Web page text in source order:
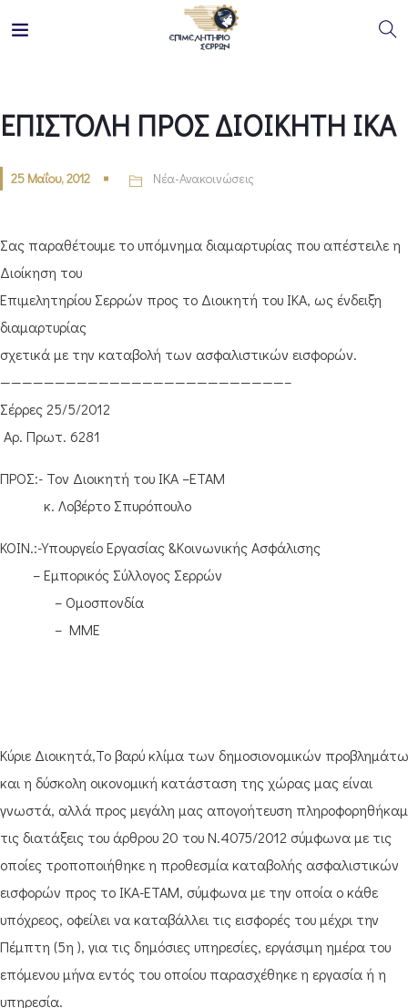
ΕΠΙΣΤΟΛΗ ΠΡΟΣ ΔΙΟΙΚΗΤΗ ΙΚΑ
25 Μαΐου, 2012 Νέα-Ανακοινώσεις
Σας παραθέτουμε το υπόμνημα διαμαρτυρίας που απέστειλε η
Διοίκηση του
Επιμελητηρίου Σερρών προς το Διοικητή του ΙΚΑ, ως ένδειξη
διαμαρτυρίας
σχετικά με την καταβολή των ασφαλιστικών εισφορών.
——————————————————————————–
Σέρρες 25/5/2012
Aρ. Πρωτ. 6281
ΠΡΟΣ:- Τον Διοικητή του ΙΚΑ –ΕΤΑΜ
κ. Λοβέρτο Σπυρόπουλο
ΚΟΙΝ.:-Υπουργείο Εργασίας &Κοινωνικής Ασφάλισης
– Εμπορικός Σύλλογος Σερρών
– Ομοσπονδία
– ΜΜΕ
Κύριε Διοικητά,Το βαρύ κλίμα των δημοσιονομικών
και η δύσκολη οικονομική κατάσταση της χώρας μας είναι
γνωστά, αλλά προς μεγάλη μας απογοήτευση
τις διατάξεις του άρθρου 20 του Ν.4075/2012 σύμφωνα με τις
οποίες τροποποιήθηκε η προθεσμία καταβολής ασφαλιστικών
εισφορών προς το ΙΚΑ-ΕΤΑΜ, σύμφωνα με την οποία ο κάθε
υπόχρεος, οφείλει να καταβάλλει τις εισφορές του μέχρι την
Πέμπτη (5η ), για τις δημόσιες υπηρεσίες, εργάσιμη ημέρα του
επόμενου μήνα εντός του οποίου παρασχέθηκε η εργασία ή η
υπηρεσία.